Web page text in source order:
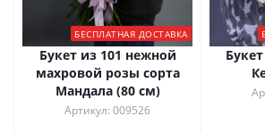
БЕСПЛАТНАЯ ДОСТАВКА
Букет из 101 нежной
махровой розы сорта
Мандала (80 см)
Артикул: 009526